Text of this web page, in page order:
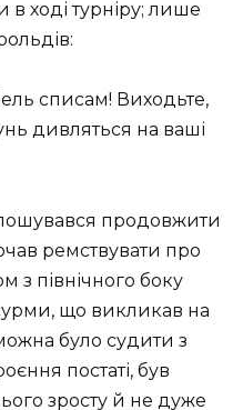
в ході турніру; лише
списам! Виходьте,
дивляться на ваші
продовжити
ремствувати про
з північного боку
що викликав на
було судити з
постаті, був
зросту й не дуже